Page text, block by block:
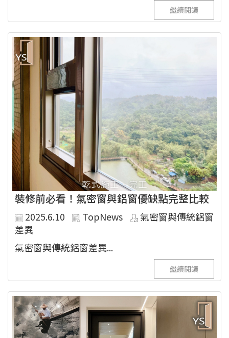
繼續閱讀
裝修前必看！氣密窗與鋁窗優缺點完整比較
2025.6.10 TopNews
氣密窗與傳統鋁窗
差異
氣密窗與傳統鋁窗差異...
繼續閱讀